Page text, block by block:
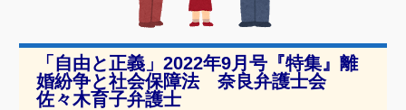
「自由と正義」2022年9月号『特集』離
婚紛争と社会保障法 奈良弁護士会
佐々木育子弁護士